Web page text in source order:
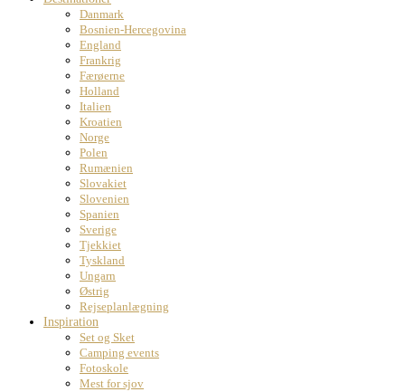
Danmark
Bosnien-Hercegovina
England
Frankrig
Færøerne
Holland
Italien
Kroatien
Norge
Polen
Rumænien
Slovakiet
Slovenien
Spanien
Sverige
Tjekkiet
Tyskland
Ungarn
Østrig
Rejseplanlægning
Inspiration
Set og Sket
Camping events
Fotoskole
Mest for sjov